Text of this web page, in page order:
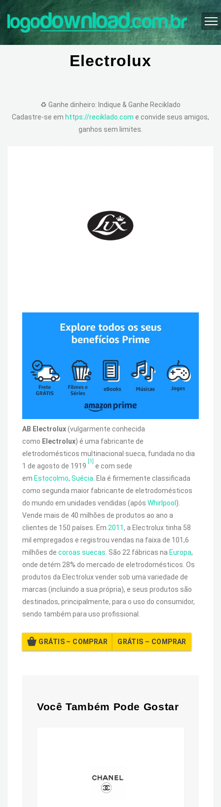
Electrolux
♻️ Ganhe dinheiro: Indique & Ganhe Reciklado
Cadastre-se em https://reciklado.com e convide seus amigos,
ganhos sem limites.
AB Electrolux(vulgarmente conhecida
como Electrolux) é uma fabricante de
eletrodomésticos multinacional sueca, fundada no dia
1 de agosto de 1919
[1]
e com sede
em Estocolmo, Suécia . Ela é firmemente classificada
como segunda maior fabricante de eletrodomésticos
do mundo em unidades vendidas (após Whirlpool ).
Vende mais de 40 milhões de produtos ao ano a
clientes de 150 países. Em 2011, a Electrolux tinha 58
mil empregados e registrou vendas na faixa de 101,6
milhões de coroas suecas . São 22 fábricas na Europa,
onde detém 28% do mercado de eletrodomésticos. Os
produtos da Electrolux vender sob uma variedade de
marcas (incluindo a sua própria), e seus produtos são
destinados, principalmente, para o uso do consumidor,
sendo também para uso profissional.
GRÁTIS – COMPRAR
Você Também Pode Gostar